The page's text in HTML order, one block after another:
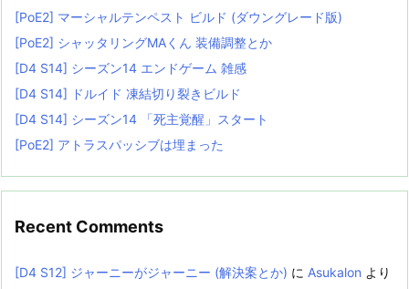
[PoE2] マーシャルテンペスト ビルド (ダウングレード版)
[PoE2] シャッタリングMAくん 装備調整とか
[D4 S14] シーズン14 エンドゲーム 雑感
[D4 S14] ドルイド 凍結切り裂きビルド
[D4 S14] シーズン14 「死主覚醒」スタート
[PoE2] アトラスパッシブは埋まった
Recent Comments
[D4 S12] ジャーニーがジャーニー (解決案とか) に Asukalon より